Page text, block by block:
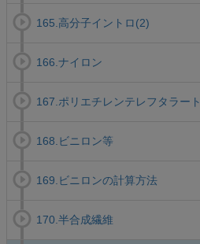
165.高分子イントロ(2)
166.ナイロン
167.ポリエチレンテレフタラート
168.ビニロン等
169.ビニロンの計算方法
170.半合成繊維